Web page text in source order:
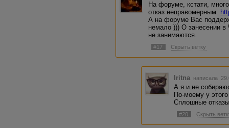
На форуме, кстати,
отказ неправомерным.
А на форуме Вас
немало ))) О занесении
не занимаются.
#17 Скрыть ветку
Iritna написала
А я и не
По-моему у
Сплошные
#20 Скрыть